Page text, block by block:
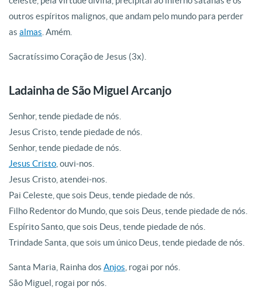
outros espíritos malignos, que andam pelo mundo para perder
as almas . Amém.
Sacratíssimo Coração de Jesus (3x).
Ladainha de São Miguel Arcanjo
Senhor, tende piedade de nós.
Jesus Cristo, tende piedade de nós.
Senhor, tende piedade de nós.
Jesus Cristo , ouvi-nos.
Jesus Cristo, atendei-nos.
Pai Celeste, que sois Deus, tende piedade de nós.
Filho Redentor do Mundo, que sois Deus, tende piedade de nós.
Espírito Santo, que sois Deus, tende piedade de nós.
Trindade Santa, que sois um único Deus, tende piedade de nós.
Santa Maria, Rainha dos Anjos , rogai por nós.
São Miguel, rogai por nós.